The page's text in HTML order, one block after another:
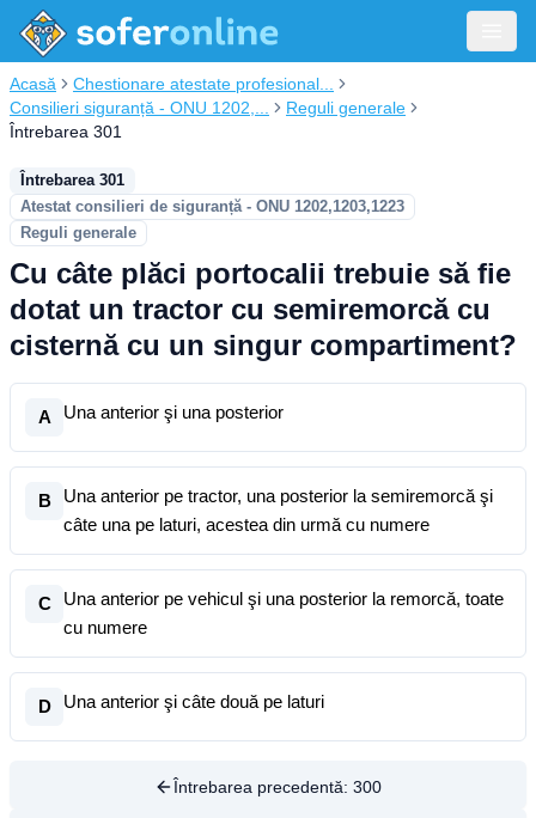
Acasă
Chestionare atestate profesional...
Consilieri siguranță - ONU 1202,...
Reguli generale
Întrebarea 301
Întrebarea 301
Atestat consilieri de siguranță - ONU 1202,1203,1223
Reguli generale
Cu câte plăci portocalii trebuie să fie
dotat un tractor cu semiremorcă cu
cisternă cu un singur compartiment?
A Una anterior şi una posterior
B
Una anterior pe tractor, una posterior la semiremorcă şi
câte una pe laturi, acestea din urmă cu numere
C
Una anterior pe vehicul şi una posterior la remorcă, toate
cu numere
D Una anterior şi câte două pe laturi
Întrebarea precedentă: 300